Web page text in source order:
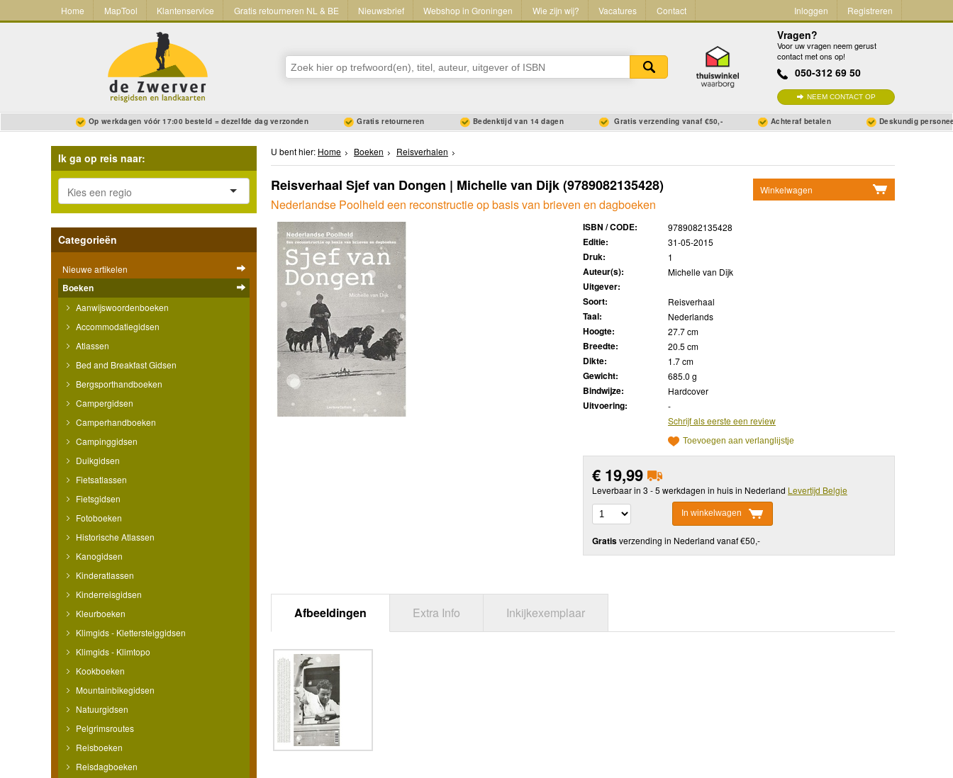
Home MapTool Klantenservice Gratis retourneren NL & BE Nieuwsbrief Webshop in Groningen Wie zijn wij? Vacatures Contact Inloggen Registreren
Vragen?
Voor uw vragen neem gerust
contact met ons op!
050-312 69 50
NEEM CONTACT OP
Op werkdagen vóór 17:00 besteld = dezelfde dag verzonden Gratis retourneren Bedenktijd van 14 dagen Gratis verzending vanaf €50,- Achteraf betalen Deskundig
Ik ga op reis naar:
Categorieën
Nieuwe artikelen
Boeken
Aanwijswoordenboeken
Accommodatiegidsen
Atlassen
Bed and Breakfast Gidsen
Bergsporthandboeken
Campergidsen
Camperhandboeken
Campinggidsen
Duikgidsen
Fietsatlassen
Fietsgidsen
Fotoboeken
Historische Atlassen
Kanogidsen
Kinderatlassen
Kinderreisgidsen
Kleurboeken
Klimgids - Klettersteiggidsen
Klimgids - Klimtopo
Kookboeken
Mountainbikegidsen
Natuurgidsen
Pelgrimsroutes
Reisboeken
Reisdagboeken
U bent hier: Home Boeken Reisverhalen
Winkelwagen
Reisverhaal Sjef van Dongen | Michelle van Dijk(9789082135428)
Nederlandse Poolheld een reconstructie op basis van brieven en dagboeken
ISBN / CODE: 9789082135428
Editie: 31-05-2015
Druk: 1
Auteur(s): Michelle van Dijk
Uitgever:
Soort:
Reisverhaal
Taal: Nederlands
Hoogte: 27.7 cm
Breedte: 20.5 cm
Dikte: 1.7 cm
Gewicht: 685.0 g
Bindwijze: Hardcover
Uitvoering:
-
Schrijf als eerste een review
Toevoegen aan verlanglijstje
€ 19,99
Leverbaar in 3 - 5 werkdagen in huis in Nederland Levertijd Belgie
In winkelwagen
Gratisverzending in Nederland vanaf €50,-
Afbeeldingen Extra Info Inkijkexemplaar